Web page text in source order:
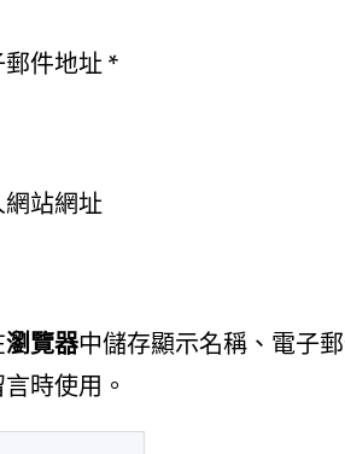
郵件地址*
站網址
瀏覽器中儲存顯示名稱、電子
言時使用。